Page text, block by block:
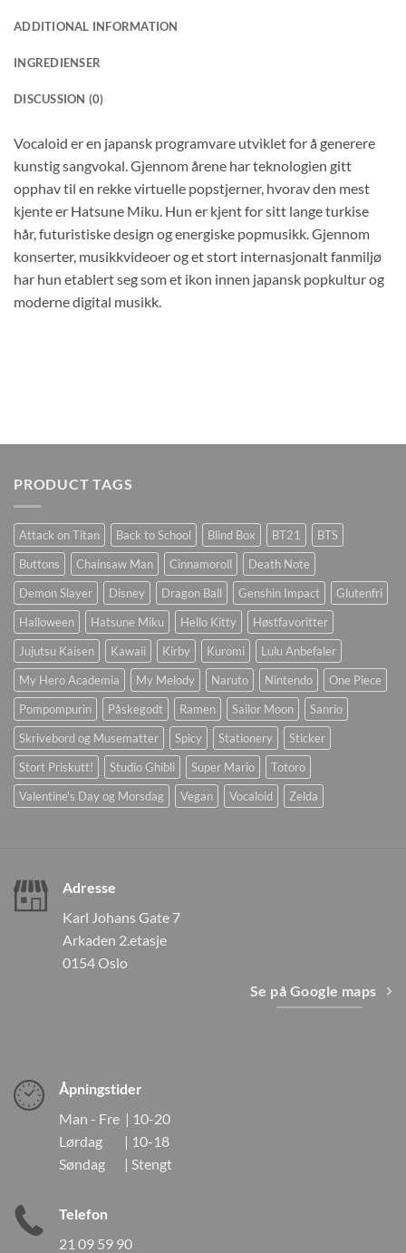
ADDITIONAL INFORMATION
INGREDIENSER
DISCUSSION (0)
Vocaloid er en japansk programvare utviklet for å generere
kunstig sangvokal. Gjennom årene har teknologien gitt
opphav til en rekke virtuelle popstjerner, hvorav den mest
kjente er Hatsune Miku. Hun er kjent for sitt lange turkise
hår, futuristiske design og energiske popmusikk. Gjennom
konserter, musikkvideoer og et stort internasjonalt fanmiljø
har hun etablert seg som et ikon innen japansk popkultur og
moderne digital musikk.
PRODUCT TAGS
Attack on Titan Back to School Blind Box BT21
BTS
Buttons
Chainsaw Man Cinnamoroll
Death Note
Demon Slayer
Disney Dragon Ball Genshin Impact
Glutenfri
Halloween
Hatsune Miku Hello Kitty
Høstfavoritter
Jujutsu Kaisen
Kawaii Kirby Kuromi
Lulu Anbefaler
My Hero Academia
My Melody Naruto Nintendo
One Piece
Pompompurin
Påskegodt Ramen Sailor Moon
Sanrio
Skrivebord og Musematter
Spicy Stationery
Sticker
Stort Priskutt!
Studio Ghibli Super Mario
Totoro
Valentine's Day og Morsdag
Vegan Vocaloid Zelda
Adresse
Karl Johans Gate 7
Arkaden 2.etasje
0154 Oslo
Se på Google maps
Åpningstider
Man - Fre | 10-20
Lørdag | 10-18
Søndag | Stengt
Telefon
21 09 59 90